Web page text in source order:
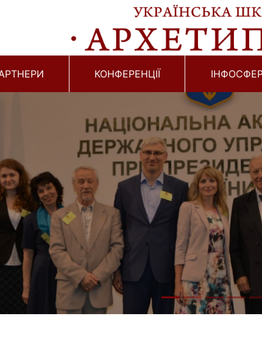
КОНФЕРЕНЦІЇ